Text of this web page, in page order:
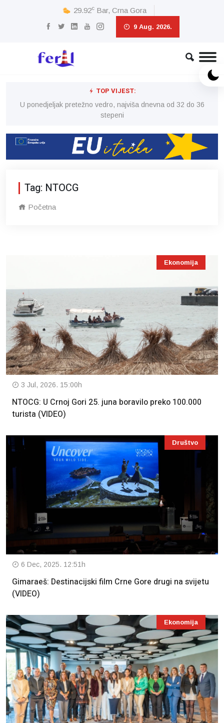
29.92c Bar, Crna Gora
9 Aug. 2026.
TOP VIJEST:
U ponedjeljak pretežno vedro, najviša dnevna od 32 do 36
stepeni
Tag: NTOCG
Početna
Ekonomija
3 Jul, 2026. 15:00h
NTOCG: U Crnoj Gori 25. juna boravilo preko 100.000
turista (VIDEO)
Društvo
6 Dec, 2025. 12:51h
Gimaraeš: Destinacijski film Crne Gore drugi na svijetu
(VIDEO)
Ekonomija